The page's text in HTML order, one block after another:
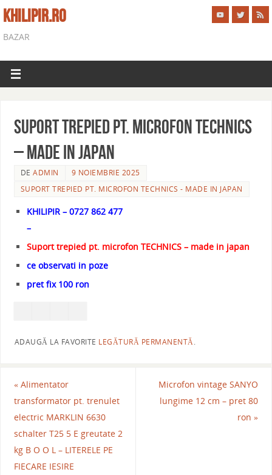
KHILIPIR.RO
BAZAR
Suport trepied pt. microfon TECHNICS
– made in japan
DEADMIN
9 NOIEMBRIE 2025
SUPORT TREPIED PT. MICROFON TECHNICS - MADE IN JAPAN
KHILIPIR – 0727 862 477
–
Suport trepied pt. microfon TECHNICS – made in japan
ce observati in poze
pret fix 100 ron
ADAUGĂ LA FAVORITE LEGĂTURĂ PERMANENTĂ.
«Alimentator
transformator pt. trenulet
electric MARKLIN 6630
schalter T25 5 E greutate 2
kg B O O L – LITERELE PE
FIECARE IESIRE
Microfon vintage SANYO
lungime 12 cm – pret 80
ron»